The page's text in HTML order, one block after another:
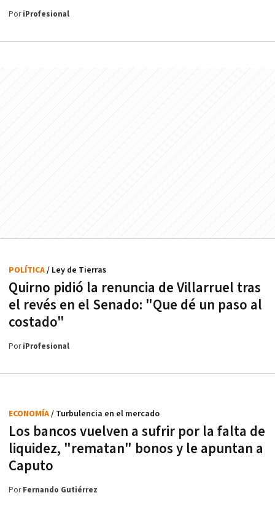
PoriProfesional
Quirno pidió la renuncia de Villarruel tras
el revés en el Senado: "Que dé un paso al
costado"
POLÍTICA/ Ley de Tierras
PoriProfesional
Los bancos vuelven a sufrir por la falta de
liquidez, "rematan" bonos y le apuntan a
Caputo
ECONOMÍA/ Turbulencia en el mercado
PorFernando Gutiérrez